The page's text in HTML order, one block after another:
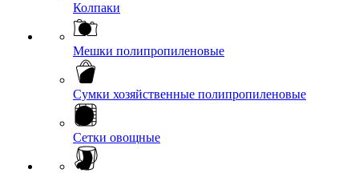
Колпаки
Мешки полипропиленовые
Сумки хозяйственные полипропиленовые
Сетки овощные